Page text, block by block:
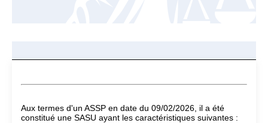
Aux termes d'un ASSP en date du 09/02/2026, il a été
constitué une SASU ayant les caractéristiques suivantes :